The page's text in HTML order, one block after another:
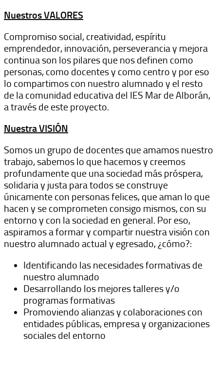
Nuestros VALORES
Compromiso social, creatividad, espíritu
emprendedor, innovación, perseverancia y mejora
continua son los pilares que nos definen como
personas, como docentes y como centro y por eso
lo compartimos con nuestro alumnado y el resto
de la comunidad educativa del IES Mar de Alborán,
a través de este proyecto.
Nuestra VISIÓN
Somos un grupo de docentes que amamos nuestro
trabajo, sabemos lo que hacemos y creemos
profundamente que una sociedad más próspera,
solidaria y justa para todos se construye
únicamente con personas felices, que aman lo que
hacen y se comprometen consigo mismos, con su
entorno y con la sociedad en general. Por eso,
aspiramos a formar y compartir nuestra visión con
nuestro alumnado actual y egresado, ¿cómo?:
Identificando las necesidades formativas de
nuestro alumnado
Desarrollando los mejores talleres y/o
programas formativas
Promoviendo alianzas y colaboraciones con
entidades públicas, empresa y organizaciones
sociales del entorno